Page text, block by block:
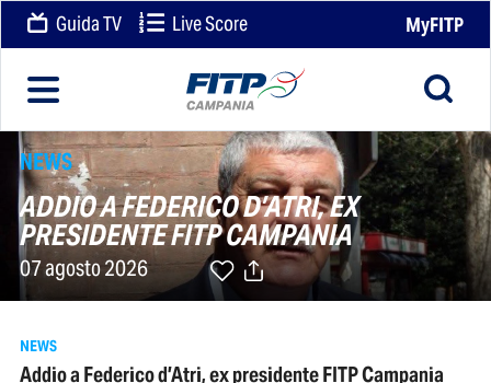
Guida TV Live Score MyFITP
NEWS
ADDIO A FEDERICO D’ATRI, EX
PRESIDENTE FITP CAMPANIA
07 agosto 2026
NEWS
Addio a Federico d’Atri, ex presidente FITP Campania